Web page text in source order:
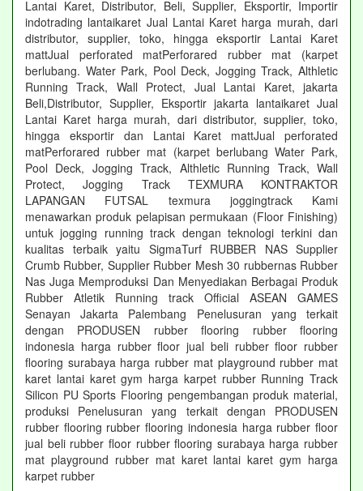
Lantai Karet, Distributor, Beli, Supplier, Eksportir, Importir
indotrading lantaikaret Jual Lantai Karet harga murah, dari
distributor, supplier, toko, hingga eksportir Lantai Karet
mattJual perforated matPerforared rubber mat (karpet
berlubang. Water Park, Pool Deck, Jogging Track, Althletic
Running Track, Wall Protect, Jual Lantai Karet, jakarta
Beli,Distributor, Supplier, Eksportir jakarta lantaikaret Jual
Lantai Karet harga murah, dari distributor, supplier, toko,
hingga eksportir dan Lantai Karet mattJual perforated
matPerforared rubber mat (karpet berlubang Water Park,
Pool Deck, Jogging Track, Althletic Running Track, Wall
Protect, Jogging Track TEXMURA KONTRAKTOR
LAPANGAN FUTSAL texmura joggingtrack Kami
menawarkan produk pelapisan permukaan (Floor Finishing)
untuk jogging running track dengan teknologi terkini dan
kualitas terbaik yaitu SigmaTurf RUBBER NAS Supplier
Crumb Rubber, Supplier Rubber Mesh 30 rubbernas Rubber
Nas Juga Memproduksi Dan Menyediakan Berbagai Produk
Rubber Atletik Running track Official ASEAN GAMES
Senayan Jakarta Palembang Penelusuran yang terkait
dengan PRODUSEN rubber flooring rubber flooring
indonesia harga rubber floor jual beli rubber floor rubber
flooring surabaya harga rubber mat playground rubber mat
karet lantai karet gym harga karpet rubber Running Track
Silicon PU Sports Flooring pengembangan produk material,
produksi Penelusuran yang terkait dengan PRODUSEN
rubber flooring rubber flooring indonesia harga rubber floor
jual beli rubber floor rubber flooring surabaya harga rubber
mat playground rubber mat karet lantai karet gym harga
karpet rubber